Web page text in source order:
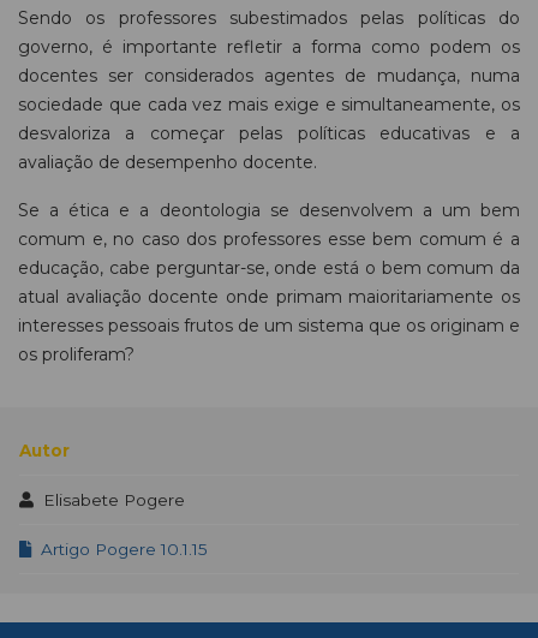
Sendo os professores subestimados pelas políticas do
governo, é importante refletir a forma como podem os
docentes ser considerados agentes de mudança, numa
sociedade que cada vez mais exige e simultaneamente, os
desvaloriza a começar pelas políticas educativas e a
avaliação de desempenho docente.
Se a ética e a deontologia se desenvolvem a um bem
comum e, no caso dos professores esse bem comum é a
educação, cabe perguntar-se, onde está o bem comum da
atual avaliação docente onde primam maioritariamente os
interesses pessoais frutos de um sistema que os originam e
os proliferam?
Autor
Elisabete Pogere
Artigo Pogere 10.1.15